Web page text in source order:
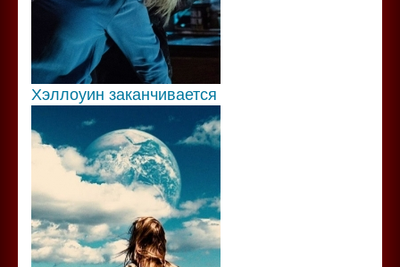
Хэллоуин заканчивается